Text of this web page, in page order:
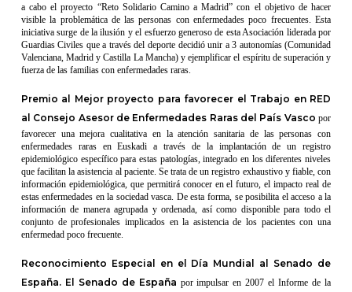
a cabo el proyecto “Reto Solidario Camino a Madrid” con el objetivo de hacer
visible la problemática de las personas con enfermedades poco frecuentes. Esta
iniciativa surge de la ilusión y el esfuerzo generoso de esta Asociación liderada por
Guardias Civiles que a través del deporte decidió unir a 3 autonomías (Comunidad
Valenciana, Madrid y Castilla La Mancha) y ejemplificar el espíritu de superación y
fuerza de las familias con enfermedades raras.
Premio al Mejor proyecto para favorecer el Trabajo en RED
al Consejo Asesor de Enfermedades Raras del País Vasco por
favorecer una mejora cualitativa en la atención sanitaria de las personas con
enfermedades raras en Euskadi a través de la implantación de un registro
epidemiológico específico para estas patologías, integrado en los diferentes niveles
que facilitan la asistencia al paciente. Se trata de un registro exhaustivo y fiable, con
información epidemiológica, que permitirá conocer en el futuro, el impacto real de
estas enfermedades en la sociedad vasca. De esta forma, se posibilita el acceso a la
información de manera agrupada y ordenada, así como disponible para todo el
conjunto de profesionales implicados en la asistencia de los pacientes con una
enfermedad poco frecuente.
Reconocimiento Especial en el Día Mundial al Senado de
España. El Senado de España por impulsar en 2007 el Informe de la